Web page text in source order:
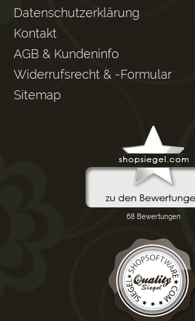
Datenschutzerklärung
Kontakt
AGB & Kundeninfo
Widerrufsrecht & -Formular
Sitemap